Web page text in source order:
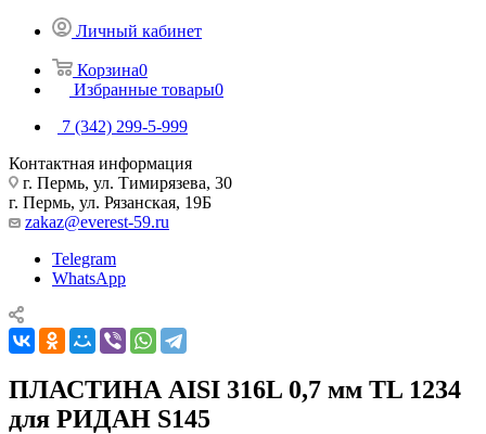
Личный кабинет
Корзина0
Избранные товары0
7 (342) 299-5-999
Контактная информация
г. Пермь, ул. Тимирязева, 30
г. Пермь, ул. Рязанская, 19Б
zakaz@everest-59.ru
Telegram
WhatsApp
ПЛАСТИНА AISI 316L 0,7 мм TL 1234
для РИДАН S145